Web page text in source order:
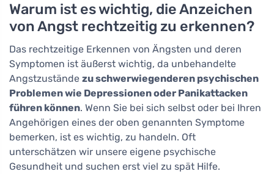
Warum ist es wichtig, die Anzeichen
von Angst rechtzeitig zu erkennen?
Das rechtzeitige Erkennen von Ängsten und deren
Symptomen ist äußerst wichtig, da unbehandelte
Angstzustände zu schwerwiegenderen psychischen
Problemen wie Depressionen oder Panikattacken
führen können. Wenn Sie bei sich selbst oder bei Ihren
Angehörigen eines der oben genannten Symptome
bemerken, ist es wichtig, zu handeln. Oft
unterschätzen wir unsere eigene psychische
Gesundheit und suchen erst viel zu spät Hilfe.